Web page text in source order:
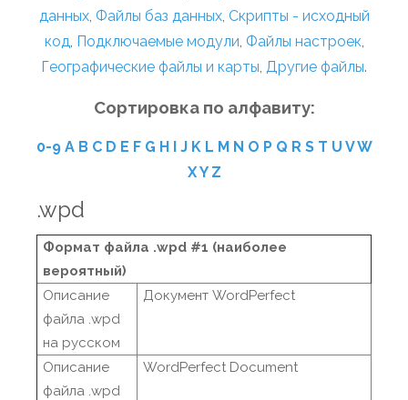
данных, Файлы баз данных, Скрипты - исходный
код, Подключаемые модули, Файлы настроек,
Географические файлы и карты, Другие файлы.
Сортировка по алфавиту:
0-9 A B C D E F G H I J K L M N O P Q R S T U VW
XY Z
.wpd
Формат файла .wpd #1 (наиболее
вероятный)
Описание
файла .wpd
на русском
Документ WordPerfect
Описание
файла .wpd
WordPerfect Document